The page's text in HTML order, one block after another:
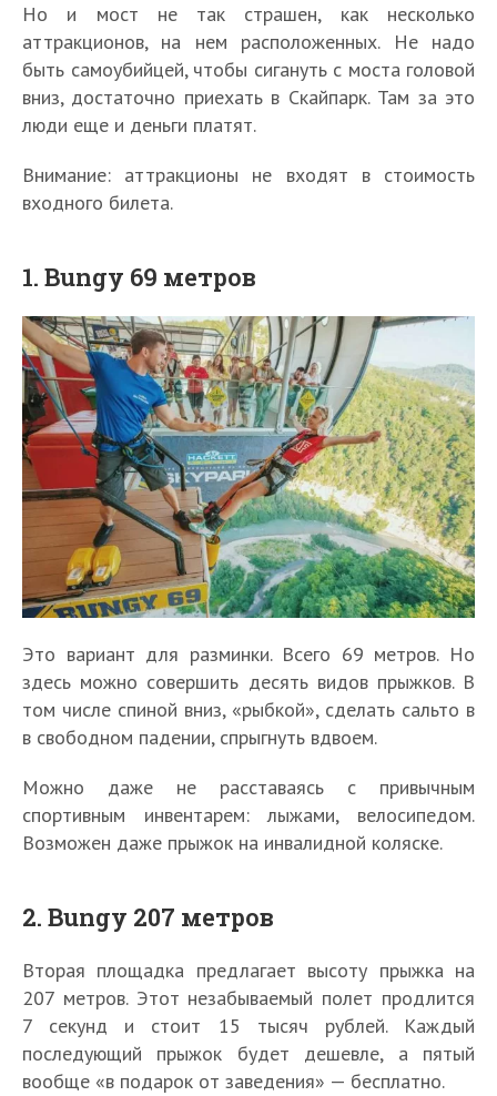
Но и мост не так страшен, как несколько
аттракционов, на нем расположенных. Не надо
быть самоубийцей, чтобы сигануть с моста головой
вниз, достаточно приехать в Скайпарк. Там за это
люди еще и деньги платят.
Внимание: аттракционы не входят в стоимость
входного билета.
1. Bungy 69 метров
Это вариант для разминки. Всего 69 метров. Но
здесь можно совершить десять видов прыжков. В
том числе спиной вниз, «рыбкой», сделать сальто в
в свободном падении, спрыгнуть вдвоем.
Можно даже не расставаясь с привычным
спортивным инвентарем: лыжами, велосипедом.
Возможен даже прыжок на инвалидной коляске.
2. Bungy 207 метров
Вторая площадка предлагает высоту прыжка на
207 метров. Этот незабываемый полет продлится
7 секунд и стоит 15 тысяч рублей. Каждый
последующий прыжок будет дешевле, а пятый
вообще «в подарок от заведения» — бесплатно.